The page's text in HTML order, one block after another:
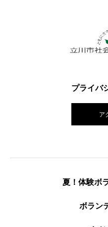
プライバ
ア
夏！体験ボ
ボラン